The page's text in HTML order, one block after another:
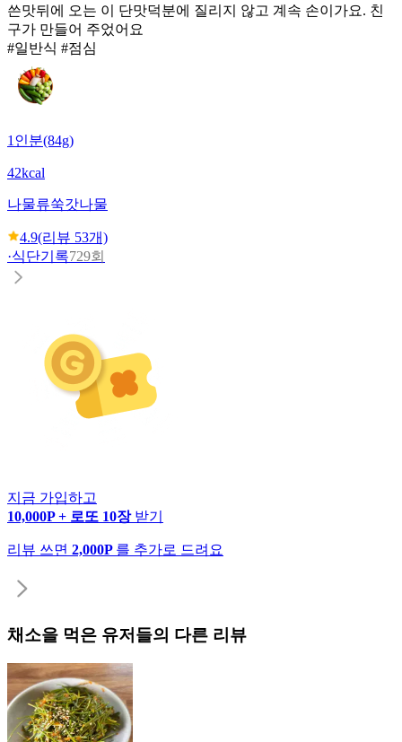
쓴맛뒤에 오는 이 단맛덕분에 질리지 않고 계속 손이가요. 친
구가 만들어 주었어요
#일반식 #점심
1인분(84g)
42kcal
나물류쑥갓나물
4.9(리뷰 53개)
·식단기록729회
지금 가입하고
10,000P + 로또 10장 받기
리뷰 쓰면 2,000P 를 추가로 드려요
채소을 먹은 유저들의 다른 리뷰